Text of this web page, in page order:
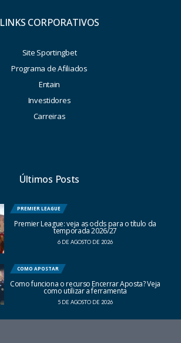
LINKS CORPORATIVOS
Site Sportingbet
Programa de Afiliados
Entain
Investidores
Carreiras
Últimos Posts
PREMIER LEAGUE
Premier League: veja as odds para o título da
temporada 2026/27
6 DE AGOSTO DE 2026
COMO APOSTAR
Como funciona o recurso Encerrar Aposta? Veja
como utilizar a ferramenta
5 DE AGOSTO DE 2026